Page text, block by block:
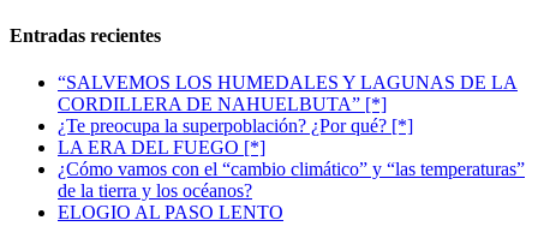
Entradas recientes
“SALVEMOS LOS HUMEDALES Y LAGUNAS DE LA
CORDILLERA DE NAHUELBUTA” [*]
¿Te preocupa la superpoblación? ¿Por qué? [*]
LA ERA DEL FUEGO [*]
¿Cómo vamos con el “cambio climático” y “las temperaturas”
de la tierra y los océanos?
ELOGIO AL PASO LENTO